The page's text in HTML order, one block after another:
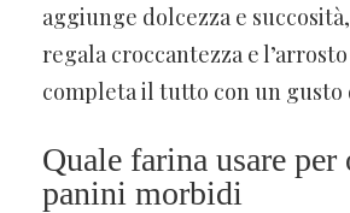
aggiunge dolcezza e
regala croccantezza e
completa il tutto con un gusto
Quale farina usare per
panini morbidi